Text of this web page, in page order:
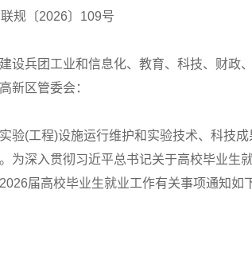
规〔2026〕109号
设兵团工业和信息化、教育、科技、财政
新区管委会：
(工程)设施运行维护和实验技术、科技成
为深入贯彻习近平总书记关于高校毕业生
届高校毕业生就业工作有关事项通知如